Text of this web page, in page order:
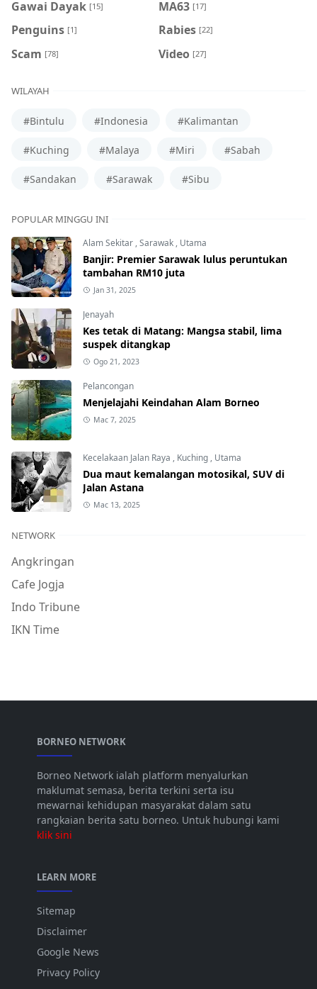
Gawai Dayak [15] MA63 [17]
Penguins [1] Rabies [22]
Scam [78] Video [27]
WILAYAH
#Bintulu #Indonesia #Kalimantan
#Kuching #Malaya #Miri #Sabah
#Sandakan #Sarawak #Sibu
POPULAR MINGGU INI
Alam Sekitar ,Sarawak , Utama
Banjir: Premier Sarawak lulus peruntukan
tambahan RM10 juta
Jan 31, 2025
Jenayah
Kes tetak di Matang: Mangsa stabil, lima
suspek ditangkap
Ogo 21, 2023
Pelancongan
Menjelajahi Keindahan Alam Borneo
Mac 7, 2025
Kecelakaan Jalan Raya , Kuching , Utama
Dua maut kemalangan motosikal, SUV di
Jalan Astana
Mac 13, 2025
NETWORK
Angkringan
Cafe Jogja
Indo Tribune
IKN Time
BORNEO NETWORK
Borneo Network ialah platform menyalurkan
maklumat semasa, berita terkini serta isu
mewarnai kehidupan masyarakat dalam satu
rangkaian berita satu borneo. Untuk hubungi kami
klik sini
LEARN MORE
Sitemap
Disclaimer
Google News
Privacy Policy